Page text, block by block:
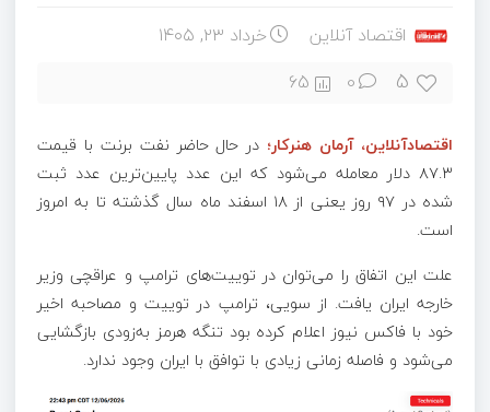
اقتصاد آنلاین خرداد ۲۳, ۱۴۰۵
5
0
65
اقتصادآنلاین، آرمان هنرکار؛ در حال حاضر نفت برنت با قیمت
۸۷.۳ دلار معامله می‌شود که این عدد پایین‌ترین عدد ثبت
شده در ۹۷ روز یعنی از ۱۸ اسفند ماه سال گذشته تا به امروز
است.
علت این اتفاق را می‌توان در توییت‌های ترامپ و عراقچی وزیر
خارجه ایران یافت. از سویی، ترامپ در توییت و مصاحبه اخیر
خود با فاکس نیوز اعلام کرده بود تنگه هرمز به‌زودی بازگشایی
می‌شود و فاصله زمانی زیادی با توافق با ایران وجود ندارد.